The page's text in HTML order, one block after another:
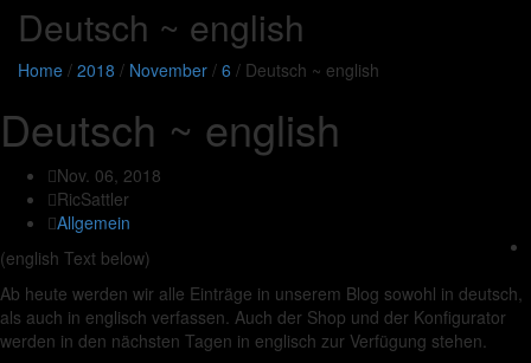
Deutsch ~ english
Home / 2018 / November / 6 / Deutsch ~ english
Deutsch ~ english
Nov. 06, 2018
RicSattler
Allgemein
(english Text below)
Ab heute werden wir alle Einträge in unserem Blog sowohl in deutsch,
als auch in englisch verfassen. Auch der Shop und der Konfigurator
werden in den nächsten Tagen in englisch zur Verfügung stehen.